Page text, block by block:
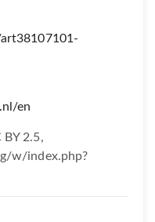
en
2.5,
w/index.php?